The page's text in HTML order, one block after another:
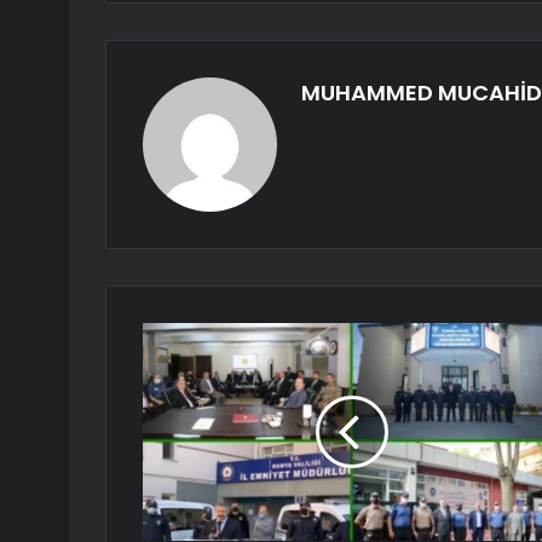
MUHAMMED